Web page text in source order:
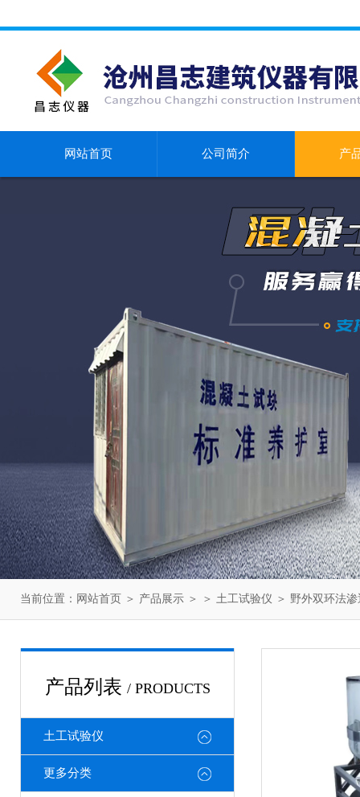
网站首页 公司简介 产
当前位置： 网站首页 ＞ 产品展示 ＞ ＞ 土工试验仪 ＞ 野外双环法
产品列表 / PRODUCTS
土工试验仪
更多分类